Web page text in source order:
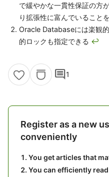
で緩やかな一貫性保証の方
り拡張性に富んでいること
Oracle Databaseには楽観
的ロックも指定できる ↩
comment1
Register as a new
conveniently
You get articles that
You can efficiently